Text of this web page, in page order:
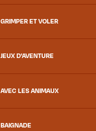
GRIMPER ET VOLER
JEUX D'AVENTURE
AVEC LES ANIMAUX
BAIGNADE